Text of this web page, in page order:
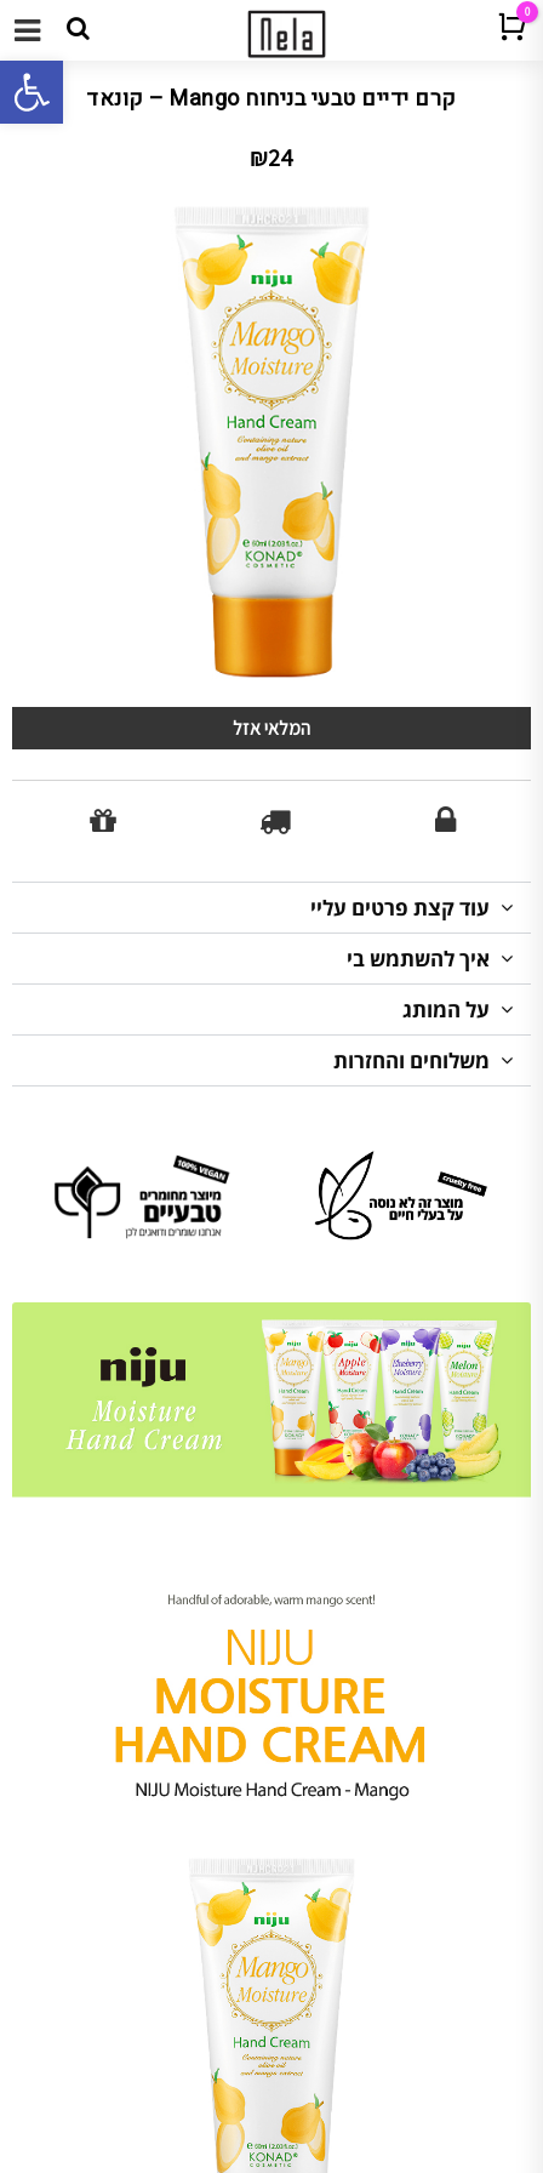
0
קרם ידיים טבעי בניחוח Mango – קונאד
₪24
המלאי אזל
עוד קצת פרטים עליי
איך להשתמש בי
על המותג
משלוחים והחזרות